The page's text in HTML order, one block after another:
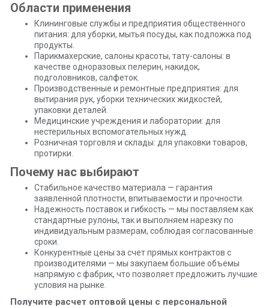
Области применения
Клининговые службы и предприятия общественного
питания: для уборки, мытья посуды, как подложка под
продукты.
Парикмахерские, салоны красоты, тату-салоны: в
качестве одноразовых пелерин, накидок,
подголовников, салфеток.
Производственные и ремонтные предприятия: для
вытирания рук, уборки технических жидкостей,
упаковки деталей.
Медицинские учреждения и лаборатории: для
нестерильных вспомогательных нужд.
Розничная торговля и склады: для упаковки товаров,
протирки.
Почему нас выбирают
Стабильное качество материала — гарантия
заявленной плотности, впитываемости и прочности.
Надежность поставок и гибкость — мы поставляем как
стандартные рулоны, так и выполняем нарезку по
индивидуальным размерам, соблюдая согласованные
сроки.
Конкурентные цены за счет прямых контрактов с
производителями — мы закупаем большие объемы
напрямую с фабрик, что позволяет предложить лучшие
условия на рынке.
Получите расчет оптовой цены с персональной